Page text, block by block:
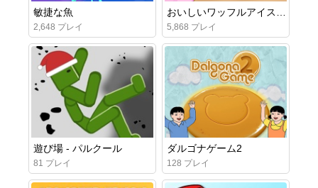
敏捷な魚
2,648 プレイ
おいしいワッフルアイスクリーム
5,868 プレイ
遊び場 - パルクール
81 プレイ
ダルゴナゲーム2
128 プレイ